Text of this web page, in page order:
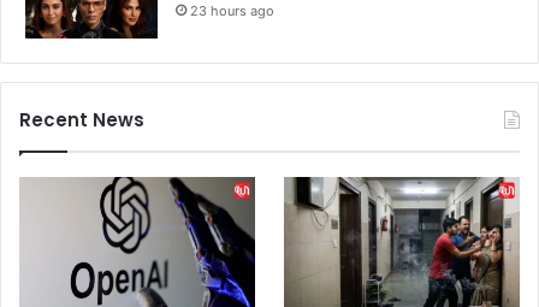
23 hours ago
Recent News